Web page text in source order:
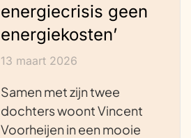
energiecrisis geen
energiekosten’
13 maart 2026
Samen met zijn twee
dochters woont Vincent
Voorheijen in een mooie